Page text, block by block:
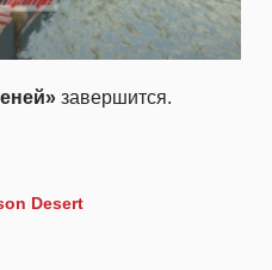
завершится.
Desert